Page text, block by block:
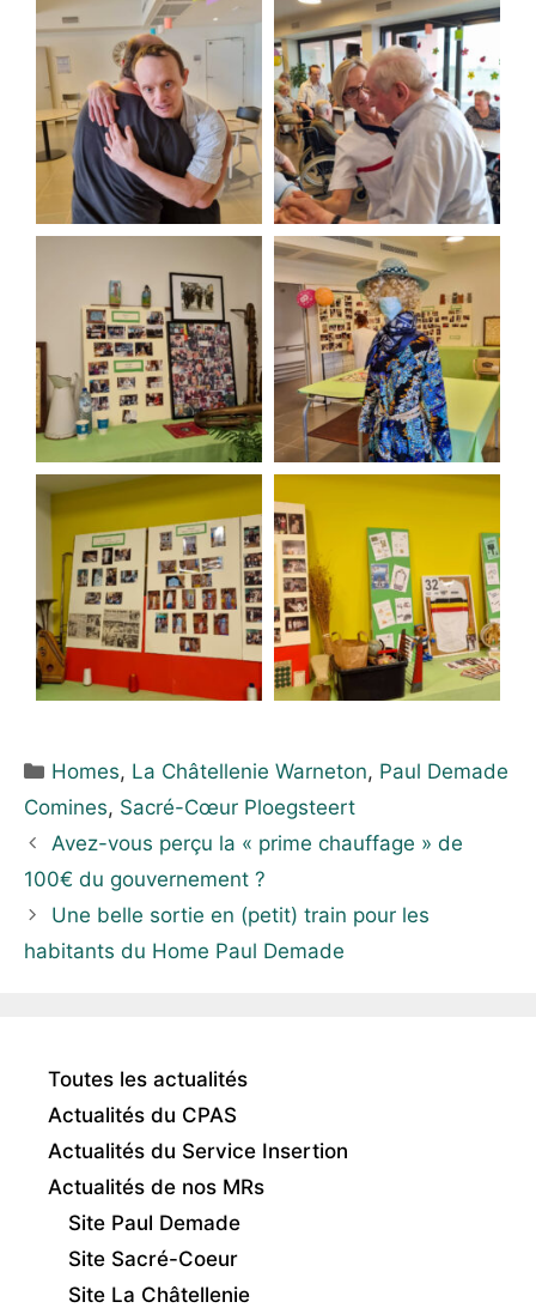
Homes, La Châtellenie Warneton, Paul Demade
Comines, Sacré-Cœur Ploegsteert
Avez-vous perçu la « prime chauffage » de
100€ du gouvernement ?
Une belle sortie en (petit) train pour les
habitants du Home Paul Demade
Toutes les actualités
Actualités du CPAS
Actualités du Service Insertion
Actualités de nos MRs
Site Paul Demade
Site Sacré-Coeur
Site La Châtellenie